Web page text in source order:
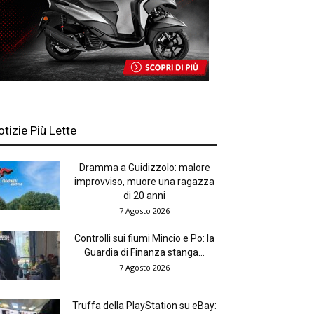
Più Lette
Dramma a Guidizzolo: malore
improvviso, muore una ragazza
di 20 anni
7 Agosto 2026
Controlli sui fiumi Mincio e Po: la
Guardia di Finanza stanga...
7 Agosto 2026
Truffa della PlayStation su eBay: